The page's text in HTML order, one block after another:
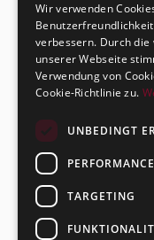
Wir verwenden
verbessern. Durch
unserer Webseite
Verwendung von
Cookie-Richtlinie zu.
UNBEDINGT
PERFORMANCE
TARGETING